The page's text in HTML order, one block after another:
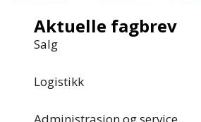
Aktuelle fagbrev
Salg
Logistikk